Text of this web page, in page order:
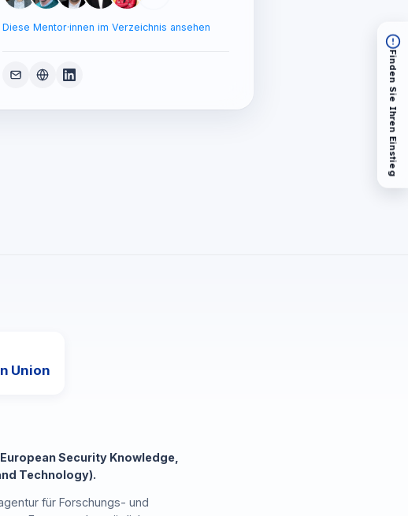
Diese Mentor·innen im Verzeichnis ansehen
Union
Security Knowledge,
Technology).
für Forschungs- und
Finden Sie Ihren Einstieg